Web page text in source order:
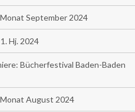
September 2024
Hj. 2024
Bücherfestival Baden-Baden
August 2024